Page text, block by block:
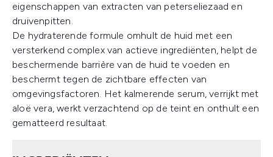
eigenschappen van extracten van peterseliezaad en
druivenpitten.
De hydraterende formule omhult de huid met een
versterkend complex van actieve ingrediënten, helpt de
beschermende barrière van de huid te voeden en
beschermt tegen de zichtbare effecten van
omgevingsfactoren. Het kalmerende serum, verrijkt met
aloë vera, werkt verzachtend op de teint en onthult een
gematteerd resultaat.